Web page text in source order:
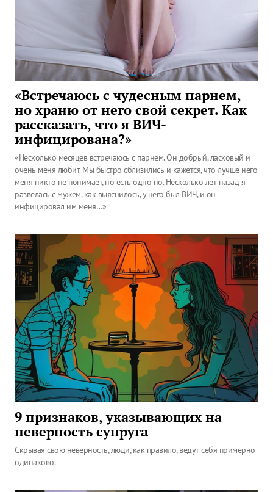
«Встречаюсь с чудесным парнем,
но храню от него свой секрет. Как
рассказать, что я ВИЧ-
инфицирована?»
«Несколько месяцев встречаюсь с парнем. Он добрый, ласковый и
очень меня любит. Мы быстро сблизились и кажется, что лучше него
меня никто не понимает, но есть одно но. Несколько лет назад я
развелась с мужем, как выяснилось, у него был ВИЧ, и он
инфицировал им меня…»
9 признаков, указывающих на
неверность супруга
Скрывая свою неверность, люди, как правило, ведут себя примерно
одинаково.